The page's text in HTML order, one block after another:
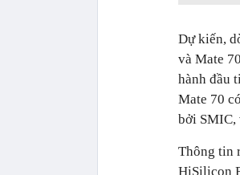
Dự kiến,
và Mate
hành đầu
Mate 70
bởi SMIC,
Thông tin
HiSilicon